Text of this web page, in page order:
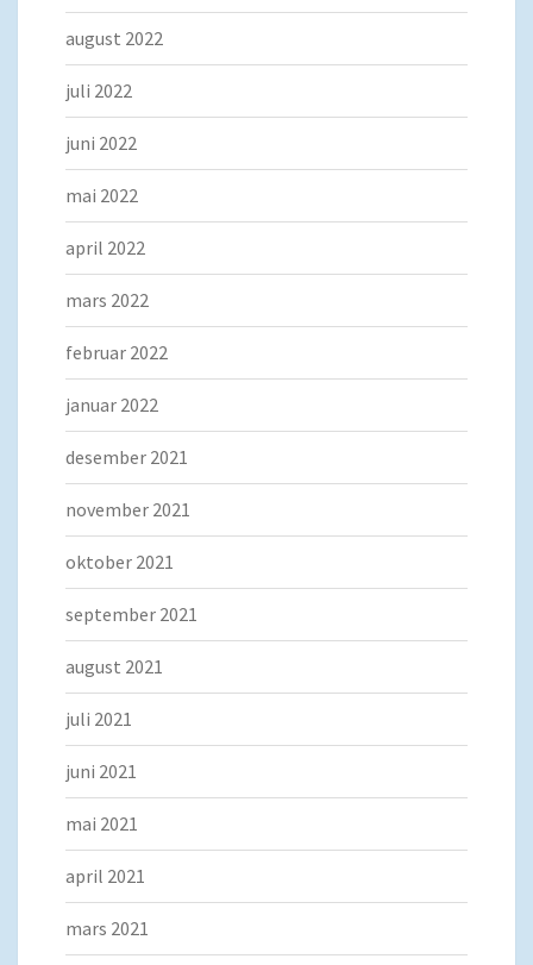
august 2022
juli 2022
juni 2022
mai 2022
april 2022
mars 2022
februar 2022
januar 2022
desember 2021
november 2021
oktober 2021
september 2021
august 2021
juli 2021
juni 2021
mai 2021
april 2021
mars 2021